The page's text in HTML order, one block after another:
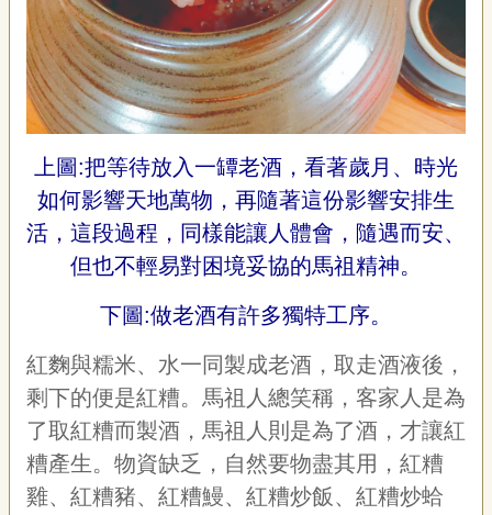
上圖:把等待放入一罈老酒，看著歲月、時光
如何影響天地萬物，再隨著這份影響安排生
活，這段過程，同樣能讓人體會，隨遇而安、
但也不輕易對困境妥協的馬祖精神。
下圖:做老酒有許多獨特工序。
紅麴與糯米、水一同製成老酒，取走酒液後，
剩下的便是紅糟。馬祖人總笑稱，客家人是為
了取紅糟而製酒，馬祖人則是為了酒，才讓紅
糟產生。物資缺乏，自然要物盡其用，紅糟
雞、紅糟豬、紅糟鰻、紅糟炒飯、紅糟炒蛤